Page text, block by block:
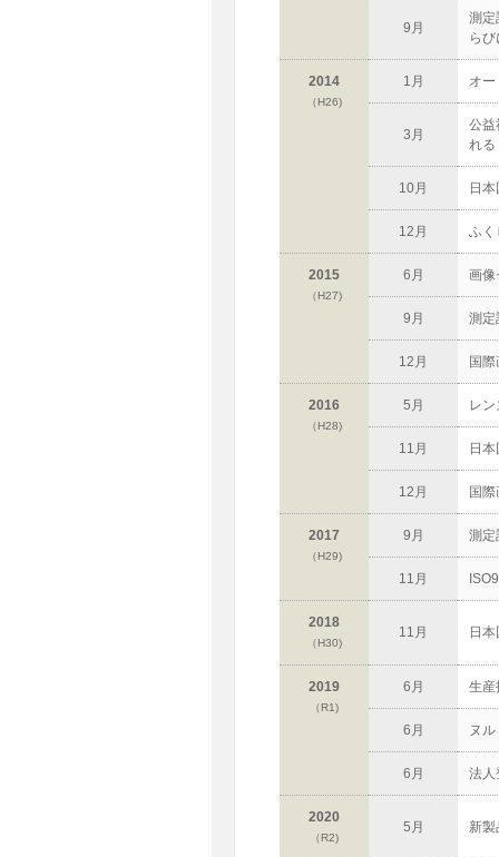
9月
測定
ら
2014
（H26)
1月 オ
3月
公益
れる
10月 日
12月 ふ
2015
（H27)
6月 画像
9月 測定
12月 国
2016
（H28)
5月 レ
11月 日
12月 国
2017
（H29)
9月 測定
11月
2018
（H30)
11月 日
2019
（R1)
6月 生産
6月 ヌ
6月 法人
2020
（R2)
5月 新